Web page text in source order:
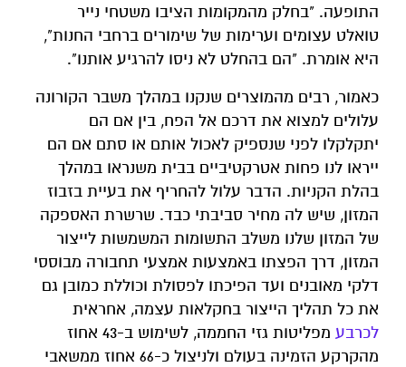
התופעה. "בחלק מהמקומות הציבו משטחי נייר
טואלט עצומים וערימות של שימורים ברחבי החנות",
היא אומרת. "הם בהחלט לא ניסו להרגיע אותנו".
כאמור, רבים מהמוצרים שנקנו במהלך משבר הקורונה
עלולים למצוא את דרכם אל הפח, בין אם הם
יתקלקלו לפני שנספיק לאכול אותם או סתם אם הם
ייראו לנו פחות אטרקטיביים בבית משנראו במהלך
בהלת הקניות. הדבר עלול להחריף את בעיית בזבוז
המזון, שיש לה מחיר סביבתי כבד. שרשרת האספקה
של המזון שלנו משלב התשומות המשמשות לייצור
המזון, דרך הפצתו באמצעות אמצעי תחבורה מבוססי
דלקי מאובנים ועד הפיכתו לפסולת וכוללת כמובן גם
את כל תהליך הייצור בחקלאות עצמה, אחראית
לכרבע
מפליטות גזי החממה, לשימוש ב-43 אחוז
מהקרקע הזמינה בעולם ולניצול כ-66 אחוז ממשאבי